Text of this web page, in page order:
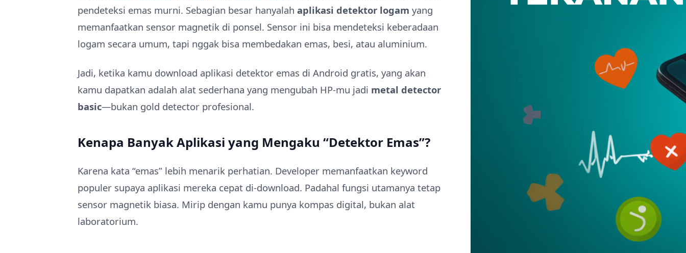
pendeteksi emas murni. Sebagian besar hanyalah aplikasi detektor logam yang
memanfaatkan sensor magnetik di ponsel. Sensor ini bisa mendeteksi keberadaan
logam secara umum, tapi nggak bisa membedakan emas, besi, atau aluminium.
Jadi, ketika kamu download aplikasi detektor emas di Android gratis, yang akan
kamu dapatkan adalah alat sederhana yang mengubah HP-mu jadi metal detector
basic—bukan gold detector profesional.
Kenapa Banyak Aplikasi yang Mengaku “Detektor Emas”?
Karena kata “emas” lebih menarik perhatian. Developer memanfaatkan keyword
populer supaya aplikasi mereka cepat di-download. Padahal fungsi utamanya tetap
sensor magnetik biasa. Mirip dengan kamu punya kompas digital, bukan alat
laboratorium.